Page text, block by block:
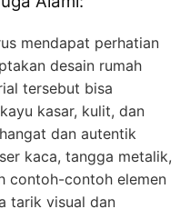
mendapat perhatian
desain rumah
tersebut bisa
kasar, kulit, dan
dan autentik
kaca, tangga metalik,
contoh-contoh elemen
tarik visual dan